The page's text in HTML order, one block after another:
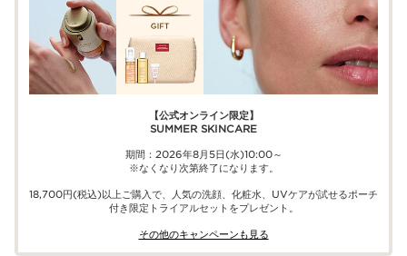
【公式オンライン限定】​​
SUMMER SKINCARE
期間：2026年8月5日(水)10:00～
※なくなり次第終了になります。
18,700円(税込)以上ご購入で、​人気の洗顔、化粧水、UVケアが試せる​ポーチ
付き限定トライアルセットをプレゼント。​
その他のキャンペーンも見る​